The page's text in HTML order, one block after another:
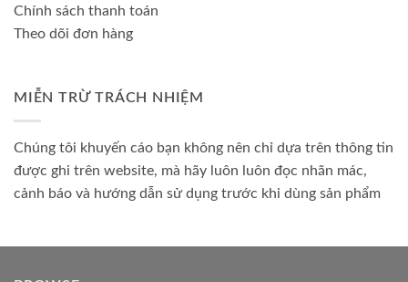
Chính sách thanh toán
Theo dõi đơn hàng
MIỄN TRỪ TRÁCH NHIỆM
Chúng tôi khuyến cáo bạn không nên chỉ dựa trên thông tin
được ghi trên website, mà hãy luôn luôn đọc nhãn mác,
cảnh báo và hướng dẫn sử dụng trước khi dùng sản phẩm